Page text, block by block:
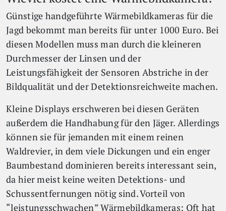
Günstige handgeführte Wärmebildkameras für die
Jagd bekommt man bereits für unter 1000 Euro. Bei
diesen Modellen muss man durch die kleineren
Durchmesser der Linsen und der
Leistungsfähigkeit der Sensoren Abstriche in der
Bildqualität und der Detektionsreichweite machen.
Kleine Displays erschweren bei diesen Geräten
außerdem die Handhabung für den Jäger. Allerdings
können sie für jemanden mit einem reinen
Waldrevier, in dem viele Dickungen und ein enger
Baumbestand dominieren bereits interessant sein,
da hier meist keine weiten Detektions- und
Schussentfernungen nötig sind. Vorteil von
“leistungsschwachen” Wärmebildkameras: Oft hat